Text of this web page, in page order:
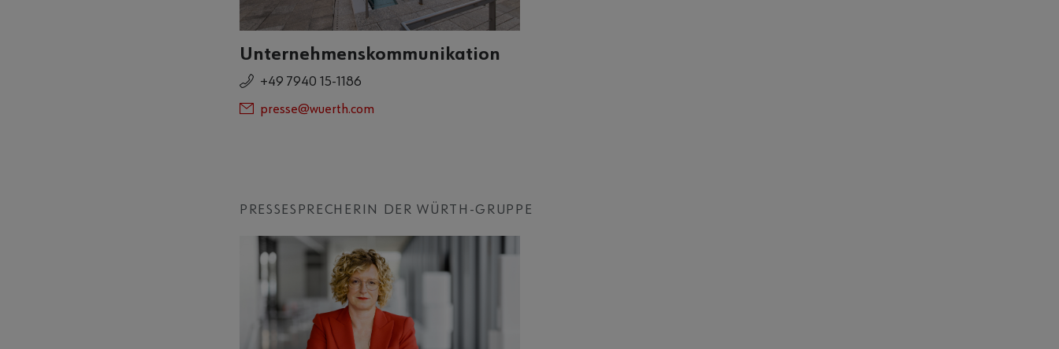
Unternehmenskommunikation
+49 7940 15-1186
presse@wuerth.com
PRESSESPRECHERIN DER WÜRTH-GRUPPE